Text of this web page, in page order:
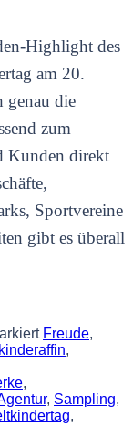
Highlight des
am 20.
genau die
zum
Kunden direkt
Sportvereine
gibt es überall
Freude,
kinderaffin,
,
, Sampling,
,